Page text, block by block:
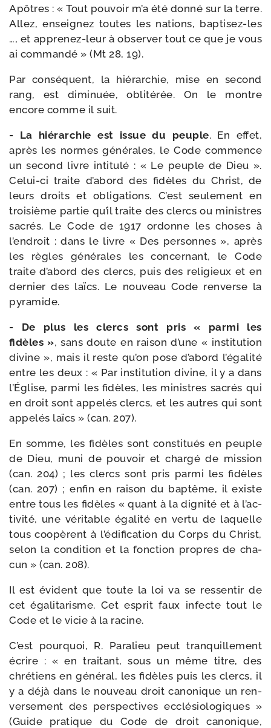
Apôtres : « Tout pou­voir m’a été don­né sur la terre.
Allez, ensei­gnez toutes les nations, baptisez-​les
…, et apprenez-​leur à obser­ver tout ce que je vous
ai com­man­dé » (Mt 28, 19).
Par consé­quent, la hié­rar­chie, mise en second
rang, est dimi­nuée, obli­té­rée. On le montre
encore comme il suit.
- La hié­rar­chie est issue du peuple. En effet,
après les normes géné­rales, le Code com­mence
un second livre inti­tu­lé : « Le peuple de Dieu ».
Celui-​ci traite d’abord des fidèles du Christ, de
leurs droits et obli­ga­tions. C’est seule­ment en
troi­sième par­tie qu’il traite des clercs ou ministres
sacrés. Le Code de 1917 ordonne les choses à
l’endroit : dans le livre « Des per­sonnes », après
les règles géné­rales les concer­nant, le Code
traite d’abord des clercs, puis des reli­gieux et en
der­nier des laïcs. Le nou­veau Code ren­verse la
pyramide.
- De plus les clercs sont pris « par­mi les
fidèles », sans doute en rai­son d’une « ins­ti­tu­tion
divine », mais il reste qu’on pose d’abord l’égalité
entre les deux : « Par ins­ti­tu­tion divine, il y a dans
l’Église, par­mi les fidèles, les ministres sacrés qui
en droit sont appe­lés clercs, et les autres qui sont
appe­lés laïcs » (can. 207).
En somme, les fidèles sont consti­tués en peuple
de Dieu, muni de pou­voir et char­gé de mis­sion
(can. 204) ; les clercs sont pris par­mi les fidèles
(can. 207) ; enfin en rai­son du bap­tême, il existe
entre tous les fidèles « quant à la digni­té et à l’ac­
ti­vi­té, une véri­table éga­li­té en ver­tu de laquelle
tous coopèrent à l’é­di­fi­ca­tion du Corps du Christ,
selon la condi­tion et la fonc­tion propres de cha­
cun » (can. 208).
Il est évident que toute la loi va se res­sen­tir de
cet éga­li­ta­risme. Cet esprit faux infecte tout le
Code et le vicie à la racine.
C’est pour­quoi, R. Paralieu peut tran­quille­ment
écrire : « en trai­tant, sous un même titre, des
chré­tiens en géné­ral, les fidèles puis les clercs, il
y a déjà dans le nou­veau droit cano­nique un ren­
ver­se­ment des pers­pec­tives ecclé­sio­lo­giques »
(Guide pra­tique du Code de droit cano­nique,